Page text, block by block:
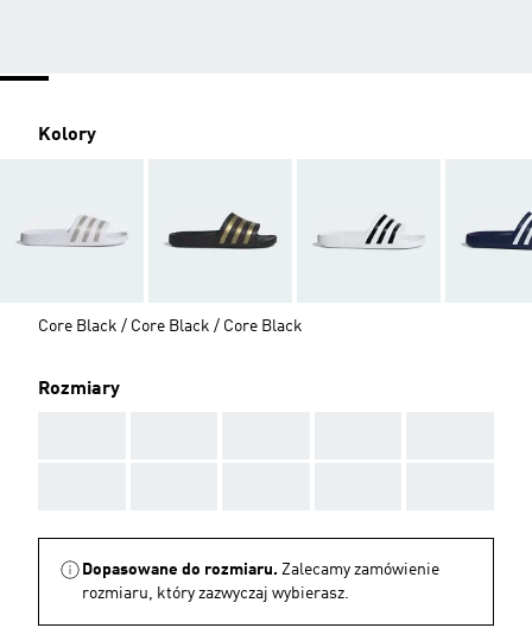
Kolory
Core Black / Core Black / Core Black
Rozmiary
Dopasowane do rozmiaru. Zalecamy zamówienie
rozmiaru, który zazwyczaj wybierasz.